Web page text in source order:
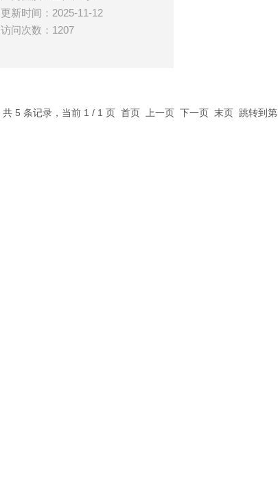
更新时间：2025-11-12
访问次数：1207
共 5 条记录，当前 1 / 1 页 首页 上一页 下一页 末页 跳转到第